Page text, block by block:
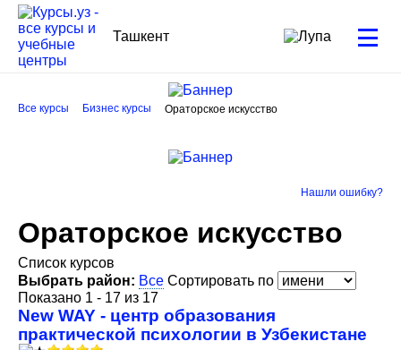
Ташкент
Все курсы Бизнес курсы Ораторское искусство
Нашли ошибку?
Ораторское искусство
Список курсов
Выбрать район: Все Сортировать по
Показано 1 - 17 из 17
New WAY - центр образования
практической психологии в Узбекистане